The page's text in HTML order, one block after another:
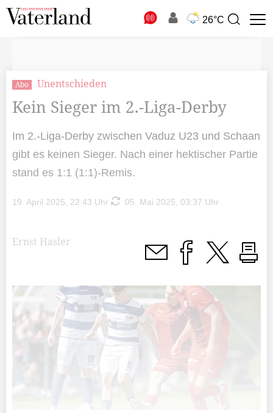
26°C
Suchbegriff
Abo Unentschieden
Kein Sieger im 2.-Liga-Derby
Im 2.-Liga-Derby zwischen Vaduz U23 und Schaan
gibt es keinen Sieger. Nach einer hektischer Partie
stand es 1:1 (1:1)-Remis.
19. April 2025, 22:43 Uhr 05. Mai 2025, 03:37 Uhr
Ernst Hasler